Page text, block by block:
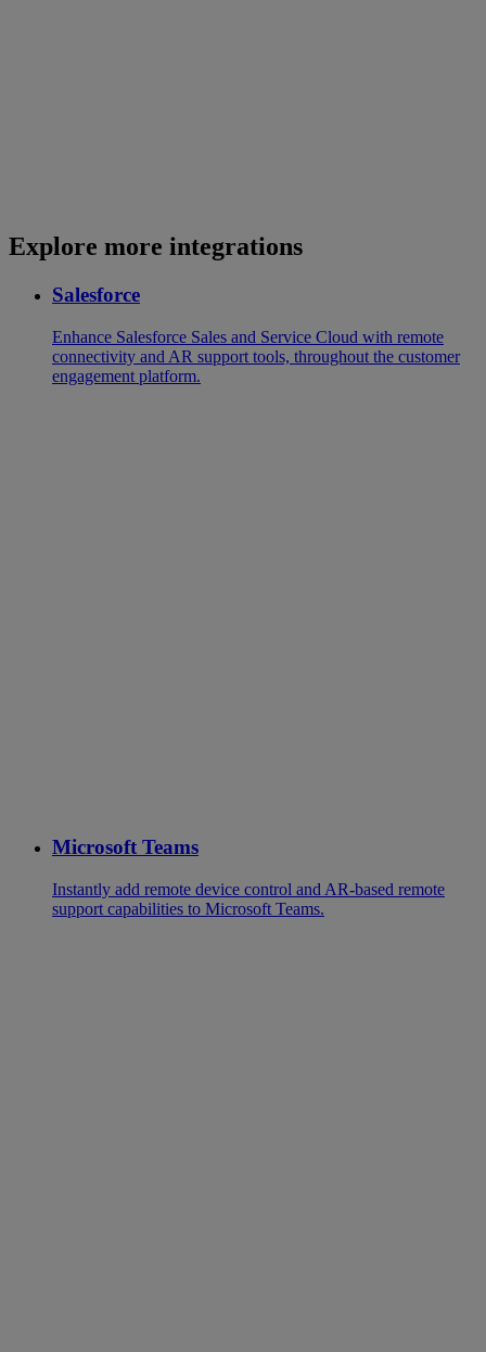
Explore more integrations
Salesforce
Enhance Salesforce Sales and Service Cloud with remote
connectivity and AR support tools, throughout the customer
engagement platform.
Microsoft Teams
Instantly add remote device control and AR-based remote
support capabilities to Microsoft Teams.